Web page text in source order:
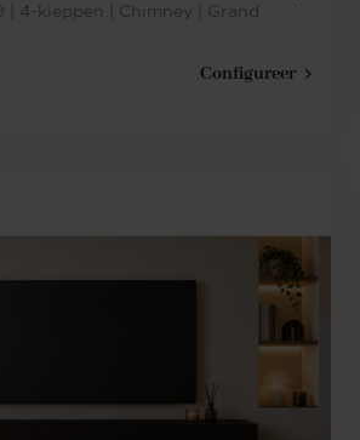
| 4-kleppen | Chimney | Grand
Configureer